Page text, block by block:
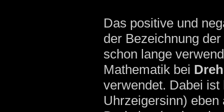
Das positive und
der Bezeichnung
schon lange
Mathematik bei
verwendet. Dabei
Uhrzeigersinn)